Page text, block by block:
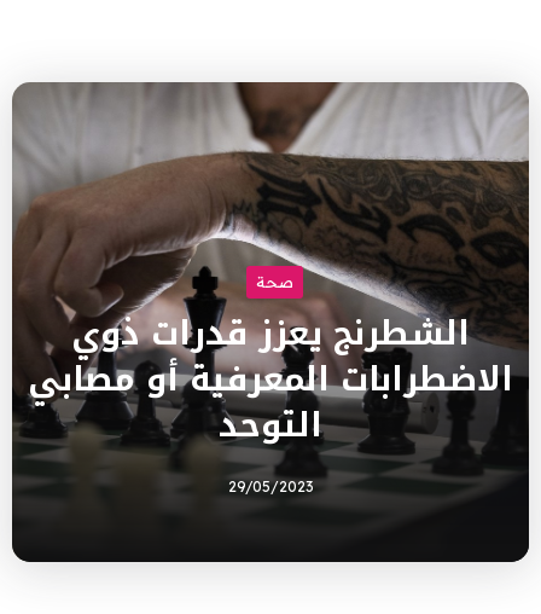
صحة
الشطرنج يعزز قدرات ذوي
الاضطرابات المعرفية أو مصابي
التوحد
29/05/2023